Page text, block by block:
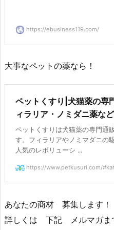
https://ebusiness119.com/
大事なペットの薬なら！
ペットくすり|犬猫薬の専
ィラリア・ノミダニ薬な
ペットくすりは犬猫薬の専門通
す。フィラリアやノミマダニの
人気のレボリューシ ...
https://www.petkusuri.com/
あなたの商材 募集します！
詳しくは 下記 メルマガま